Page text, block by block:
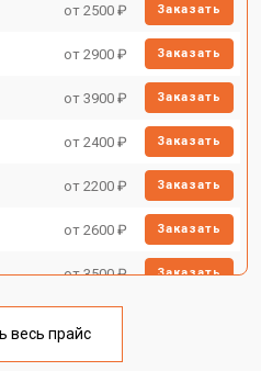
от 2500 ₽ Заказать
от 2900 ₽ Заказать
от 3900 ₽ Заказать
от 2400 ₽ Заказать
от 2200 ₽ Заказать
от 2600 ₽ Заказать
от 3500 ₽ Заказать
от 3100 ₽
весь прайс